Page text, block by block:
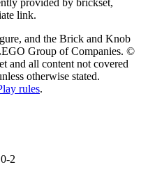
0-2
link.
and the Brick and Knob
Group of Companies. ©
and all content not covered
otherwise stated.
rules.